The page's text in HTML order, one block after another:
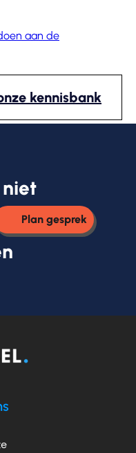
aan de
kennisbank
Plan gesprek